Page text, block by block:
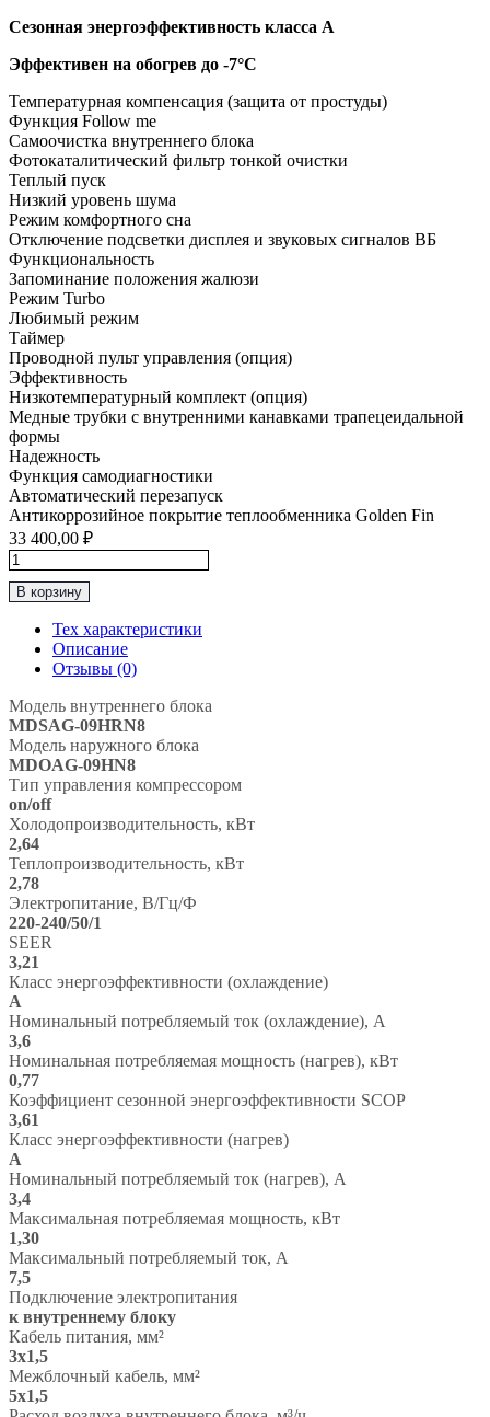
Сезонная энергоэффективность класса А
Эффективен на обогрев до -7°C
Температурная компенсация (защита от простуды)
Функция Follow me
Самоочистка внутреннего блока
Фотокаталитический фильтр тонкой очистки
Теплый пуск
Низкий уровень шума
Режим комфортного сна
Отключение подсветки дисплея и звуковых сигналов ВБ
Функциональность
Запоминание положения жалюзи
Режим Turbo
Любимый режим
Таймер
Проводной пульт управления (опция)
Эффективность
Низкотемпературный комплект (опция)
Медные трубки с внутренними канавками трапецеидальной
формы
Надежность
Функция самодиагностики
Автоматический перезапуск
Антикоррозийное покрытие теплообменника Golden Fin
33 400,00 ₽
Количество
товара
Классическая
Система
25м2
MDV
“Серия
INFINI
On/Off
R32"
MDSAG-
09HRN8
/
MDOAG-
09HN8
В корзину
Тех характеристики
Описание
Отзывы (0)
Модель внутреннего блока
MDSAG-09HRN8
Модель наружного блока
MDOAG-09HN8
Тип управления компрессором
on/off
Холодопроизводительность, кВт
2,64
Теплопроизводительность, кВт
2,78
Электропитание, В/Гц/Ф
220-240/50/1
SEER
3,21
Класс энергоэффективности (охлаждение)
A
Номинальный потребляемый ток (охлаждение), А
3,6
Номинальная потребляемая мощность (нагрев), кВт
0,77
Коэффициент сезонной энергоэффективности SCOP
3,61
Класс энергоэффективности (нагрев)
A
Номинальный потребляемый ток (нагрев), А
3,4
Максимальная потребляемая мощность, кВт
1,30
Максимальный потребляемый ток, А
7,5
Подключение электропитания
к внутреннему блоку
Кабель питания, мм²
3х1,5
Межблочный кабель, мм²
5х1,5